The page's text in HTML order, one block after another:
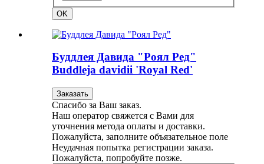
OK
Буддлея Давида "Роял Ред"
Buddleja davidii 'Royal Red'
Заказать
Спасибо за Ваш заказ.
Наш оператор свяжется с Вами для
уточнения метода оплаты и доставки.
Пожалуйста, заполните объязательное поле
Неудачная попытка регистрации заказа.
Пожалуйста, попробуйте позже.